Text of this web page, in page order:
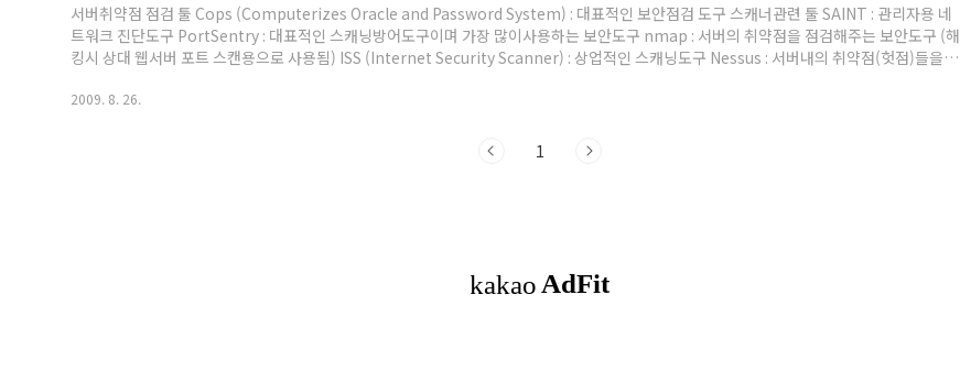
서버취약점 점검 툴 Cops (Computerizes Oracle and Password System) : 대표적인 보안점검 도구 스캐너관련 툴 SAINT : 관리자용 네
트워크 진단도구 PortSentry : 대표적인 스캐닝방어도구이며 가장 많이사용하는 보안도구 nmap : 서버의 취약점을 점검해주는 보안도구 (해
킹시 상대 웹서버 포트 스캔용으로 사용됨) ISS (Internet Security Scanner) : 상업적인 스캐닝도구 Nessus : 서버내의 취약점(헛점)들을 점
기 IcmpInfo : DOS공격등을 하는 ICMP 프로토콜의 ..
2009. 8. 26.
1